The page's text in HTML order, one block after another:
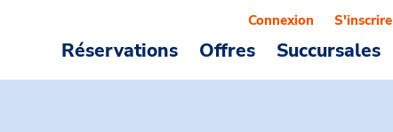
Réservations Offres Succursales
Connexion S'inscrire